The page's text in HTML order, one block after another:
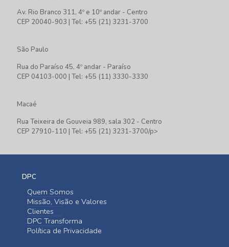
Av. Rio Branco 311, 4º e 10º andar - Centro
CEP 20040-903 | Tel: +55 (21) 3231-3700
São Paulo
Rua do Paraíso 45, 4º andar - Paraíso
CEP 04103-000 | Tel: +55 (11) 3330-3330
Macaé
Rua Teixeira de Gouveia 989, sala 302 - Centro
CEP 27910-110 | Tel: +55 (21) 3231-3700/p>
DPC
Quem Somos
Missão, Visão e Valores
Clientes
DPC Transforma
Política de Privacidade